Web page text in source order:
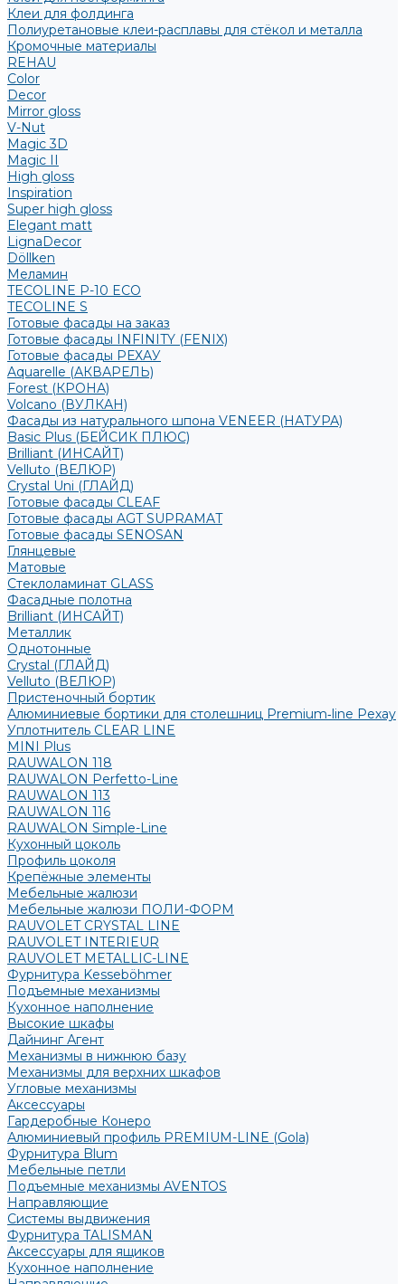
Клеи для фолдинга
Полиуретановые клеи-расплавы для стёкол и металла
Кромочные материалы
REHAU
Color
Decor
Mirror gloss
V-Nut
Magic 3D
Magic II
High gloss
Inspiration
Super high gloss
Elegant matt
LignaDecor
Döllken
Меламин
TECOLINE P-10 ECO
TECOLINE S
Готовые фасады на заказ
Готовые фасады INFINITY (FENIX)
Готовые фасады РЕХАУ
Aquarelle (АКВАРЕЛЬ)
Forest (КРОНА)
Volcano (ВУЛКАН)
Фасады из натурального шпона VENEER (НАТУРА)
Basic Plus (БЕЙСИК ПЛЮС)
Brilliant (ИНСАЙТ)
Velluto (ВЕЛЮР)
Crystal Uni (ГЛАЙД)
Готовые фасады CLEAF
Готовые фасады AGT SUPRAMAT
Готовые фасады SENOSAN
Глянцевые
Матовые
Стеклоламинат GLASS
Фасадные полотна
Brilliant (ИНСАЙТ)
Металлик
Однотонные
Crystal (ГЛАЙД)
Velluto (ВЕЛЮР)
Пристеночный бортик
Алюминиевые бортики для столешниц Premium‑line Рехау
Уплотнитель CLEAR LINE
MINI Plus
RAUWALON 118
RAUWALON Perfetto-Line
RAUWALON 113
RAUWALON 116
RAUWALON Simple-Line
Кухонный цоколь
Профиль цоколя
Крепёжные элементы
Мебельные жалюзи
Мебельные жалюзи ПОЛИ-ФОРМ
RAUVOLET CRYSTAL LINE
RAUVOLET INTERIEUR
RAUVOLET METALLIC-LINE
Фурнитура Kesseböhmer
Подъемные механизмы
Кухонное наполнение
Высокие шкафы
Дайнинг Агент
Механизмы в нижнюю базу
Механизмы для верхних шкафов
Угловые механизмы
Аксессуары
Гардеробные Конеро
Алюминиевый профиль PREMIUM-LINE (Gola)
Фурнитура Blum
Мебельные петли
Подъемные механизмы AVENTOS
Направляющие
Системы выдвижения
Фурнитура TALISMAN
Аксессуары для ящиков
Кухонное наполнение